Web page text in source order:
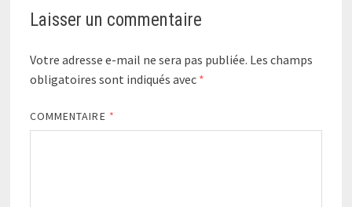
Laisser un commentaire
Votre adresse e-mail ne sera pas publiée. Les champs
obligatoires sont indiqués avec *
COMMENTAIRE *